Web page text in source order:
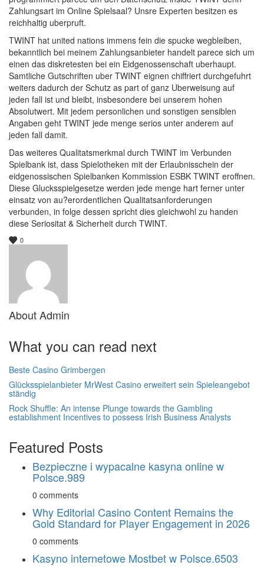
Zahlungsart im Online Spielsaal? Unsre Experten besitzen es
reichhaltig uberpruft.
TWINT hat united nations immens fein die spucke wegbleiben,
bekanntlich bei meinem Zahlungsanbieter handelt parece sich um
einen das diskretesten bei ein Eidgenossenschaft uberhaupt.
Samtliche Gutschriften uber TWINT eignen chiffriert durchgefuhrt
weiters dadurch der Schutz as part of ganz Uberweisung auf
jeden fall ist und bleibt, insbesondere bei unserem hohen
Absolutwert. Mit jedem personlichen und sonstigen sensiblen
Angaben geht TWINT jede menge serios unter anderem auf
jeden fall damit.
Das weiteres Qualitatsmerkmal durch TWINT im Verbunden
Spielbank ist, dass Spielotheken mit der Erlaubnisschein der
eidgenossischen Spielbanken Kommission ESBK TWINT eroffnen.
Diese Glucksspielgesetze werden jede menge hart ferner unter
einsatz von au?erordentlichen Qualitatsanforderungen
verbunden, in folge dessen spricht dies gleichwohl zu handen
diese Seriositat & Sicherheit durch TWINT.
0
AboutAdmin
What you can read next
Beste Casino Grimbergen
Glücksspielanbieter MrWest Casino erweitert sein Spieleangebot
ständig
Rock Shuffle: An intense Plunge towards the Gambling
establishment Incentives to possess Irish Business Analysts
Featured Posts
Bezpieczne i wypacalne kasyna online w
Polsce.989
0 comments
Why Editorial Casino Content Remains the
Gold Standard for Player Engagement in 2026
0 comments
Kasyno internetowe Mostbet w Polsce.6503